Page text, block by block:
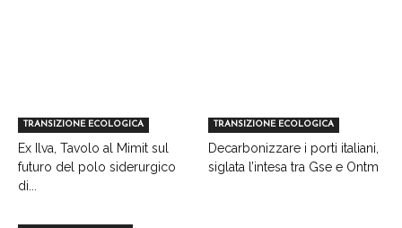
TRANSIZIONE ECOLOGICA
Ex Ilva, Tavolo al Mimit sul
futuro del polo siderurgico
di...
TRANSIZIONE ECOLOGICA
Decarbonizzare i porti italiani,
siglata l’intesa tra Gse e Ontm